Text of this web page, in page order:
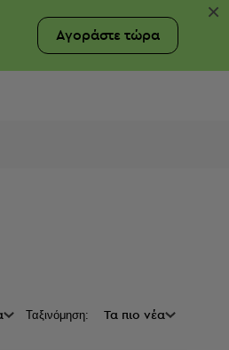
Αγοράστε τώρα
×
Ταξινόμηση: Τα πιο νέα